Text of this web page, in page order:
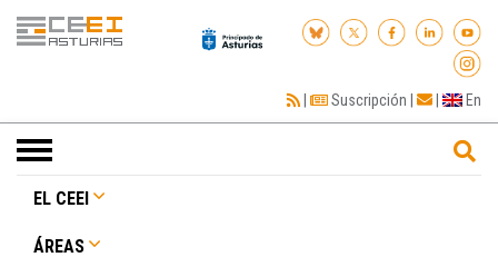
| Suscripción | | En
Toggle
navigation
EL CEEI
ÁREAS